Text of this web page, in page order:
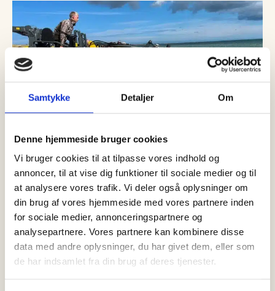
Samtykke Detaljer Om
Denne hjemmeside bruger cookies
Vi bruger cookies til at tilpasse vores indhold og
annoncer, til at vise dig funktioner til sociale medier og til
at analysere vores trafik. Vi deler også oplysninger om
din brug af vores hjemmeside med vores partnere inden
for sociale medier, annonceringspartnere og
analysepartnere. Vores partnere kan kombinere disse
data med andre oplysninger, du har givet dem, eller som
de har indsamlet fra din brug af deres tjenester.
08 august, 2026 Nyheder
Sjælden brugde fundet død ved
Ålbæk – skal undersøges af
Nordsøen Oceanarium
Lørdag den 8. august blev den brugde, som siden torsdag har